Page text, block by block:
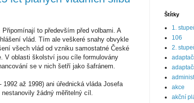
to především před volbami. A
vlád. Tím ale veškeré snahy obvykle
všech vlád od vzniku samostatné České
V oblasti školství jsou cíle formulovány
se v nich šetří jako šafránem.
1992 až 1998) ani úřednická vláda Josefa
žádný měřitelný cíl.
Štítky
1.
106
2.
akce
akční